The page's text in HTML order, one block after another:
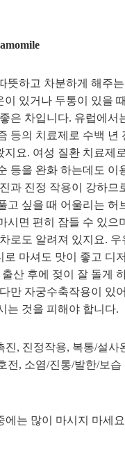
뜻하고 차분하게 해주
이 있거나 두통이 있을
은 차입니다. 유럽에서
등의 치료제로 수백 년
지요. 여성 질환 치료제
등을 완화 하는데도 이
과 진정 작용이 강하므
고 싶을 때 어울리는 허
시면 편히 잠들 수 있으
로도 알려져 있지요. 우
로 마셔도 맛이 좋고 디
산 후에 젖이 잘 돌게
만 자궁수축작용이 있
는 것을 피해야 합니다.
진, 진정작용, 복통/설사
전, 소염/진통/발한/보습
에는 많이 마시지 마세